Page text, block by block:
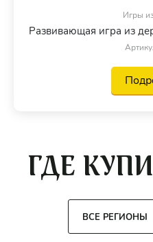
Игры
Развивающая игра из
ГДЕ